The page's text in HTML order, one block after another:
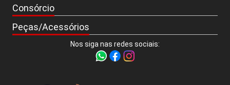
Consórcio
Peças/Acessórios
Nos siga nas redes sociais: